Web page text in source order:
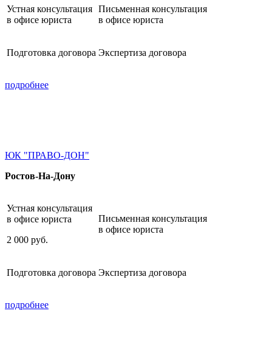
Устная консультация
в офисе юриста
Письменная консультация
в офисе юриста
Подготовка договора Экспертиза договора
подробнее
ЮК "ПРАВО-ДОН"
Ростов-На-Дону
Устная консультация
в офисе юриста
2 000 руб.
Письменная консультация
в офисе юриста
Подготовка договора Экспертиза договора
подробнее